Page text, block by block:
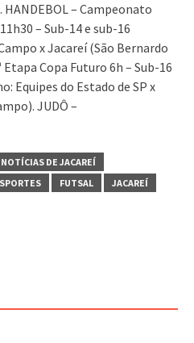
– Campeonato
– Sub-14 e sub-16
x Jacareí (São Bernardo
Etapa Copa Futuro 6h – Sub-16
Equipes do Estado de SP x
JUDÔ –
DE JACAREÍ
FUTSAL
JACAREÍ